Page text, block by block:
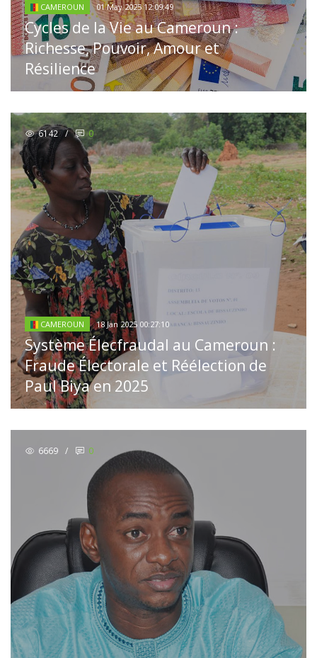
CAMEROUN 01 May 2025 12:09:49
Cycles de la Vie au Cameroun :
Richesse, Pouvoir, Amour et
Résilience
6142 / 0
CAMEROUN 18 Jan 2025 00:27:10
Système Élecfraudal au Cameroun :
Fraude Électorale et Réélection de
Paul Biya en 2025
6669 / 0